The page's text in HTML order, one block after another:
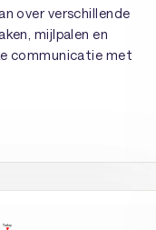
over verschillende
mijlpalen en
communicatie met